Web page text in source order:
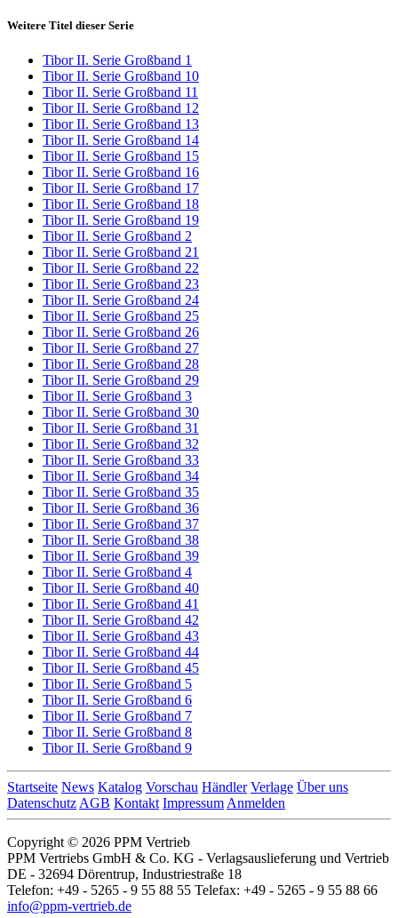
Weitere Titel dieser Serie
Tibor II. Serie Großband 1
Tibor II. Serie Großband 10
Tibor II. Serie Großband 11
Tibor II. Serie Großband 12
Tibor II. Serie Großband 13
Tibor II. Serie Großband 14
Tibor II. Serie Großband 15
Tibor II. Serie Großband 16
Tibor II. Serie Großband 17
Tibor II. Serie Großband 18
Tibor II. Serie Großband 19
Tibor II. Serie Großband 2
Tibor II. Serie Großband 21
Tibor II. Serie Großband 22
Tibor II. Serie Großband 23
Tibor II. Serie Großband 24
Tibor II. Serie Großband 25
Tibor II. Serie Großband 26
Tibor II. Serie Großband 27
Tibor II. Serie Großband 28
Tibor II. Serie Großband 29
Tibor II. Serie Großband 3
Tibor II. Serie Großband 30
Tibor II. Serie Großband 31
Tibor II. Serie Großband 32
Tibor II. Serie Großband 33
Tibor II. Serie Großband 34
Tibor II. Serie Großband 35
Tibor II. Serie Großband 36
Tibor II. Serie Großband 37
Tibor II. Serie Großband 38
Tibor II. Serie Großband 39
Tibor II. Serie Großband 4
Tibor II. Serie Großband 40
Tibor II. Serie Großband 41
Tibor II. Serie Großband 42
Tibor II. Serie Großband 43
Tibor II. Serie Großband 44
Tibor II. Serie Großband 45
Tibor II. Serie Großband 5
Tibor II. Serie Großband 6
Tibor II. Serie Großband 7
Tibor II. Serie Großband 8
Tibor II. Serie Großband 9
Startseite News Katalog Vorschau Händler Verlage Über uns
Datenschutz AGB Kontakt Impressum Anmelden
Copyright © 2026 PPM Vertrieb
PPM Vertriebs GmbH & Co. KG - Verlagsauslieferung und Vertrieb
DE - 32694 Dörentrup, Industriestraße 18
Telefon: +49 - 5265 - 9 55 88 55 Telefax: +49 - 5265 - 9 55 88 66
info@ppm-vertrieb.de